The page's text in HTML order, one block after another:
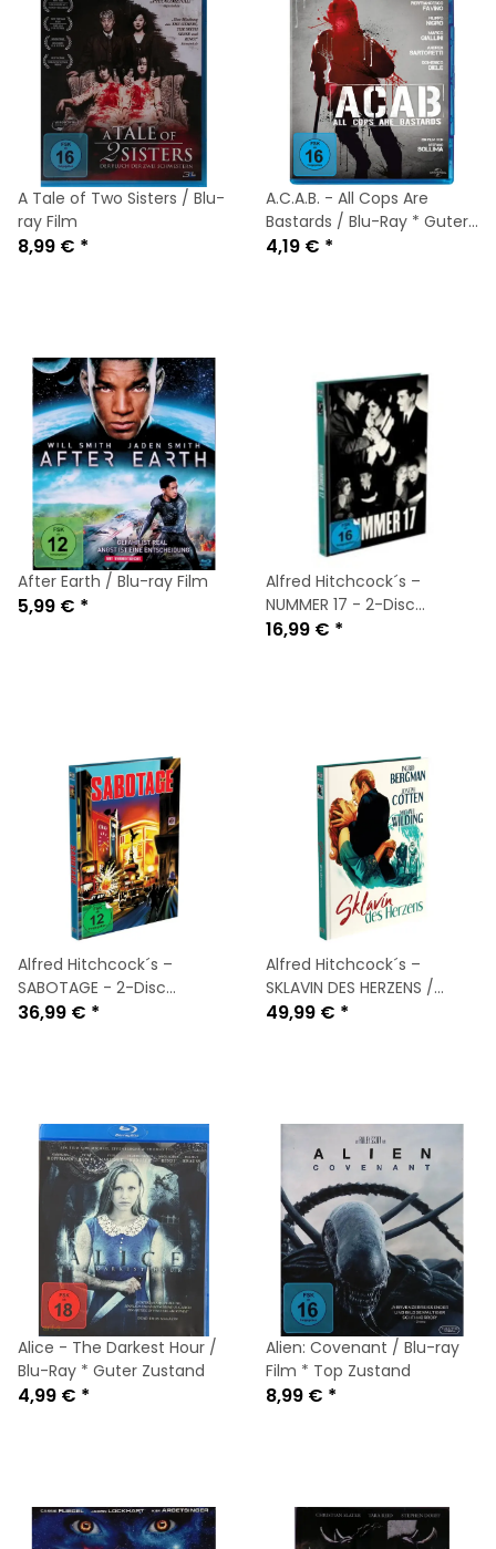
A Tale of Two Sisters / Blu-
ray Film
8,99 € *
A.C.A.B. - All Cops Are
Bastards / Blu-Ray * Guter
Zustand
4,19 € *
After Earth / Blu-ray Film
5,99 € *
Alfred Hitchcock´s –
NUMMER 17 - 2-Disc
Mediabook Cover A (Blu-
16,99 € *
Alfred Hitchcock´s –
SABOTAGE - 2-Disc
Mediabook Cover B (Blu-
36,99 € *
Alfred Hitchcock´s –
SKLAVIN DES HERZENS /
Mediabook Cover C (Blu-
49,99 € *
Alice - The Darkest Hour /
Blu-Ray * Guter Zustand
4,99 € *
Alien: Covenant / Blu-ray
Film * Top Zustand
8,99 € *